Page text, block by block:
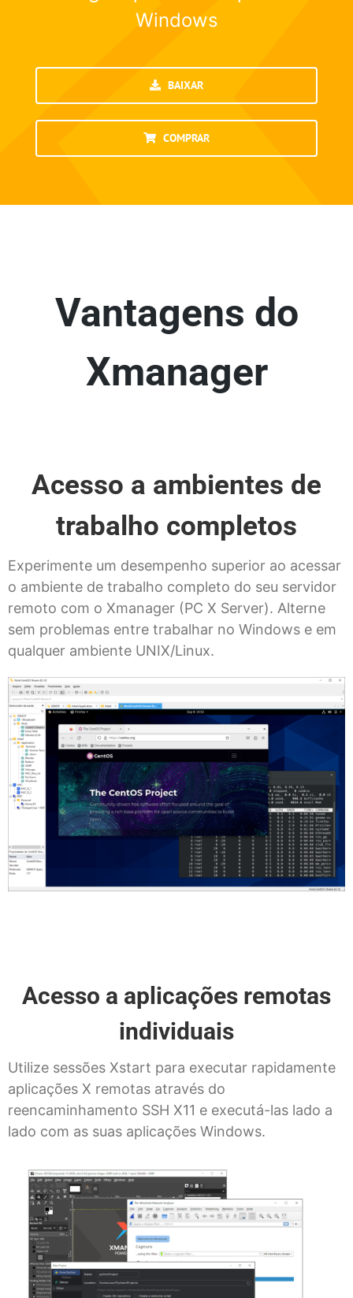
Windows
BAIXAR
COMPRAR
Vantagens do
Xmanager
Acesso a ambientes de
trabalho completos
Experimente um desempenho superior ao acessar
o ambiente de trabalho completo do seu servidor
remoto com o Xmanager (PC X Server). Alterne
sem problemas entre trabalhar no Windows e em
qualquer ambiente UNIX/Linux.
Acesso a aplicações remotas
individuais
Utilize sessões Xstart para executar rapidamente
aplicações X remotas através do
reencaminhamento SSH X11 e executá-las lado a
lado com as suas aplicações Windows.